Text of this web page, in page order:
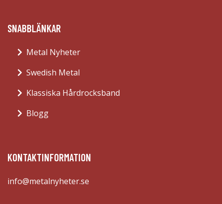
SNABBLÄNKAR
Metal Nyheter
Swedish Metal
Klassiska Hårdrocksband
Blogg
KONTAKTINFORMATION
info@metalnyheter.se